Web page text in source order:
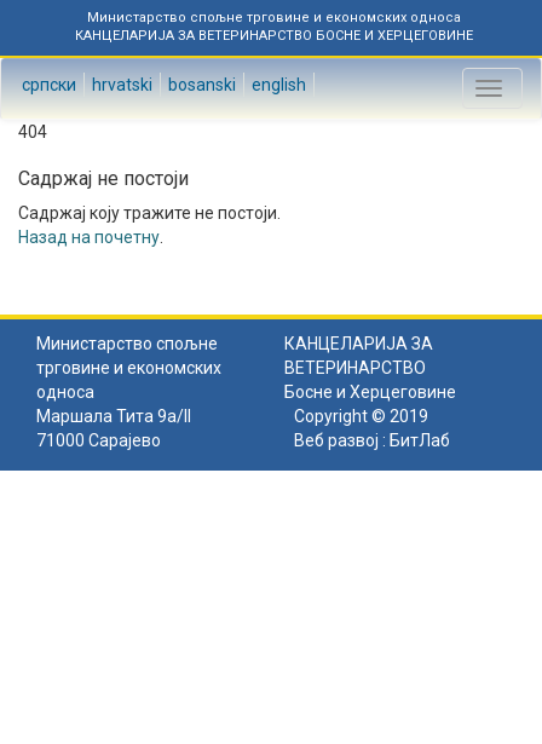
Министарство спољне трговине и економских односа
КАНЦЕЛАРИЈА ЗА ВЕТЕРИНАРСТВО БОСНЕ И ХЕРЦЕГОВИНЕ
српски hrvatski bosanski english
Toggle
404
Садржај не постоји
Садржај коју тражите не постоји.
Назад на почетну
Министарство спољне
трговине и економских
односа
КАНЦЕЛАРИЈА ЗА
ВЕТЕРИНАРСТВО
Босне и Херцеговине
Маршала Тита 9а/II
71000 Сарајево
Copyright © 2019
Веб развој : БитЛаб